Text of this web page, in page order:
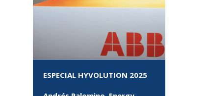
ESPECIAL HYVOLUTION 2025